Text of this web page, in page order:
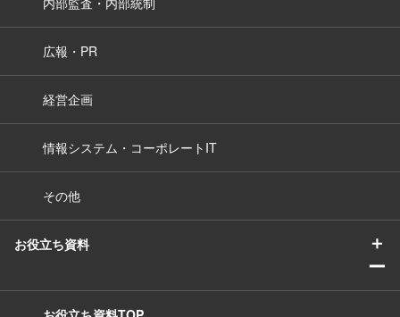
広報・PR
経営企画
情報システム・コーポレートIT
その他
お役立ち資料
＋
ー